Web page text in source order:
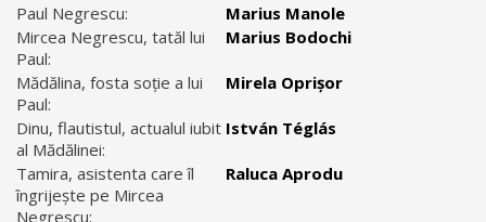
Paul Negrescu:
Marius Manole
Mircea Negrescu, tatăl lui
Paul:
Marius Bodochi
Mădălina, fosta soție a lui
Paul:
Mirela Oprișor
Dinu, flautistul, actualul iubit
al Mădălinei:
István Téglás
Tamira, asistenta care îl
îngrijește pe Mircea
Negrescu:
Raluca Aprodu